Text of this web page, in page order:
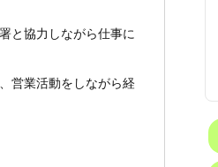
と協力しながら仕事に
営業活動をしながら経